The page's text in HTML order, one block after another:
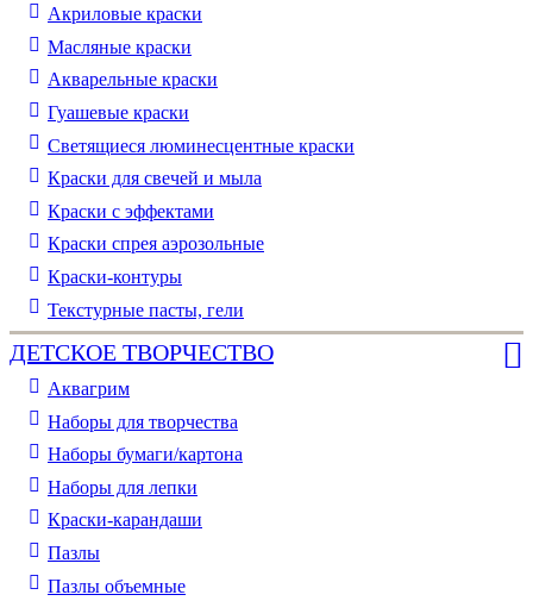
Акриловые краски
Масляные краски
Акварельные краски
Гуашевые краски
Светящиеся люминесцентные краски
Краски для свечей и мыла
Краски с эффектами
Краски спрея аэрозольные
Краски-контуры
Текстурные пасты, гели
ДЕТСКОЕ ТВОРЧЕСТВО
Аквагрим
Наборы для творчества
Наборы бумаги/картона
Наборы для лепки
Краски-карандаши
Пазлы
Пазлы объемные